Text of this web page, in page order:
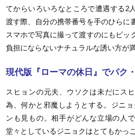
てからいろいろなところで遭遇する 2
渡す際、自分の携帯番号を手のひらに
スマホで写真に撮って渡すのにもビッ
負担にならないナチュラルな誘い方が
現代版『ローマの休日』でパク
スヒョンの元夫、ウソクは未だにス
為、何かと邪魔しようとする。ジニョ
ンも見もの。相手がどんな立場の人
堂々としているジニョクはとてもかっこ